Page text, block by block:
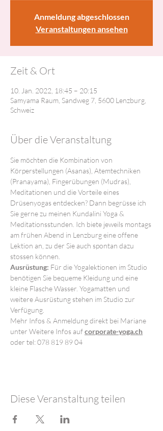
Anmeldung abgeschlossen
Veranstaltungen ansehen
Zeit & Ort
10. Jan. 2022, 18:45 – 20:15
Samyama Raum, Sandweg 7, 5600 Lenzburg,
Schweiz
Über die Veranstaltung
Sie möchten die Kombination von
Körperstellungen (Asanas), Atemtechniken
(Pranayama), Fingerübungen (Mudras),
Meditationen und die Vorteile eines
Drüsenyogas entdecken? Dann begrüsse ich
Sie gerne zu meinen Kundalini Yoga &
Meditationsstunden. Ich biete jeweils montags
am frühen Abend in Lenzburg eine offene
Lektion an, zu der Sie auch spontan dazu
stossen können.
Ausrüstung: Für die Yogalektionen im Studio
benötigen Sie bequeme Kleidung und eine
kleine Flasche Wasser. Yogamatten und
weitere Ausrüstung stehen im Studio zur
Verfügung.
Mehr Infos & Anmeldung direkt bei Mariane
unter Weitere Infos auf corporate-yoga.ch
oder tel: 078 819 89 04
Diese Veranstaltung teilen